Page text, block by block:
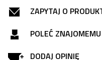
ZAPYTAJ O
POLEĆ ZNAJOMEMU
DODAJ OPINIĘ